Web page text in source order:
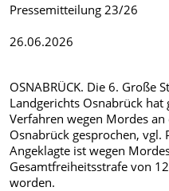
Pressemitteilung 23/26
26.06.2026
OSNABRÜCK. Die 6. Große
Landgerichts Osnabrück
Verfahren wegen Mordes
Osnabrück gesprochen,
Angeklagte ist wegen
Gesamtfreiheitsstrafe von
worden.